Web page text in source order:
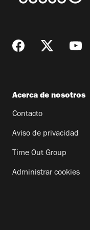
Acerca de nosotros
Contacto
Aviso de privacidad
Time Out Group
Administrar cookies